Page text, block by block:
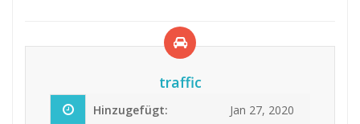
traffic
Hinzugefügt: Jan 27, 2020